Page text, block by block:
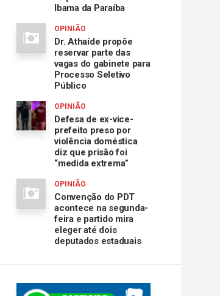
Ibama da Paraíba
OPINIÃO
Dr. Athaíde propõe
reservar parte das
vagas do gabinete para
Processo Seletivo
Público
OPINIÃO
Defesa de ex-vice-
prefeito preso por
violência doméstica
diz que prisão foi
“medida extrema”
OPINIÃO
Convenção do PDT
acontece na segunda-
feira e partido mira
eleger até dois
deputados estaduais